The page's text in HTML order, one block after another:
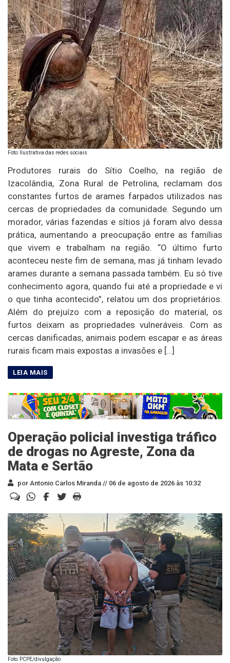
Foto: Ilustrativa das redes sociais
Produtores rurais do Sítio Coelho, na região de
Izacolândia, Zona Rural de Petrolina, reclamam dos
constantes furtos de arames farpados utilizados nas
cercas de propriedades da comunidade. Segundo um
morador, várias fazendas e sítios já foram alvo dessa
prática, aumentando a preocupação entre as famílias
que vivem e trabalham na região. “O último furto
aconteceu neste fim de semana, mas já tinham levado
arames durante a semana passada também. Eu só tive
conhecimento agora, quando fui até a propriedade e vi
o que tinha acontecido”, relatou um dos proprietários.
Além do prejuízo com a reposição do material, os
furtos deixam as propriedades vulneráveis. Com as
cercas danificadas, animais podem escapar e as áreas
rurais ficam mais expostas a invasões e […]
Operação policial investiga tráfico
de drogas no Agreste, Zona da
Mata e Sertão
por Antonio Carlos Miranda // 06 de agosto de 2026 às 10:32
Foto: PCPE/divulgação